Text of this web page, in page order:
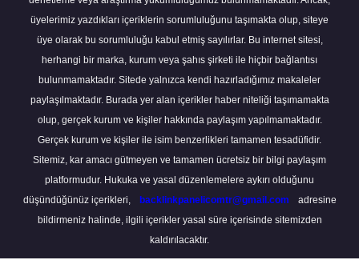
üyelerimiz yazdıkları içeriklerin sorumluluğunu taşımakta olup, siteye
üye olarak bu sorumluluğu kabul etmiş sayılırlar. Bu internet sitesi,
herhangi bir marka, kurum veya şahıs şirketi ile hiçbir bağlantısı
bulunmamaktadır. Sitede yalnızca kendi hazırladığımız makaleler
paylaşılmaktadır. Burada yer alan içerikler haber niteliği taşımamakta
olup, gerçek kurum ve kişiler hakkında paylaşım yapılmamaktadır.
Gerçek kurum ve kişiler ile isim benzerlikleri tamamen tesadüfidir.
Sitemiz, kar amacı gütmeyen ve tamamen ücretsiz bir bilgi paylaşım
platformudur. Hukuka ve yasal düzenlemelere aykırı olduğunu
düşündüğünüz içerikleri,
backlinkpanelicomtr@gmail.com
adresine
bildirmeniz halinde, ilgili içerikler yasal süre içerisinde sitemizden
kaldırılacaktır.